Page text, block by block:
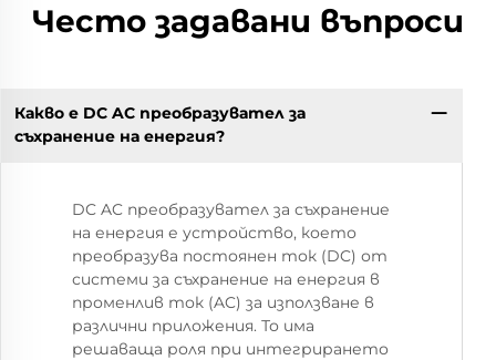
Често задавани въпроси
Какво е DC AC преобразувател за
съхранение на енергия?
DC AC преобразувател за съхранение
на енергия е устройство, което
преобразува постоянен ток (DC) от
системи за съхранение на енергия в
променлив ток (AC) за използване в
различни приложения. То има
решаваща роля при интегрирането